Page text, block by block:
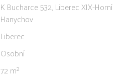
K Bucharce 532, Liberec XIX-Horní
Hanychov
Liberec
Osobní
72 m²